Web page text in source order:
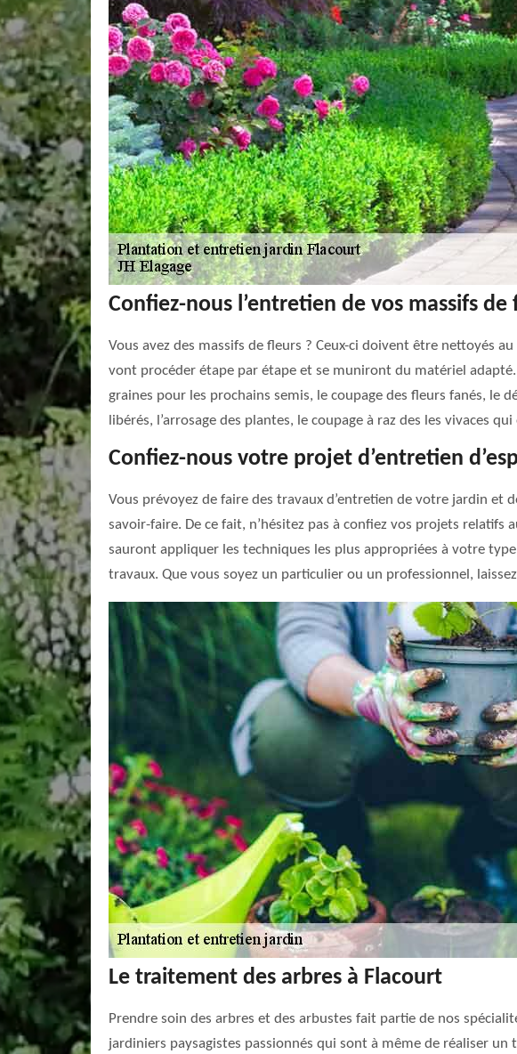
Confiez-nous l’entretien de vos massifs de
Vous avez des massifs de fleurs ? Ceux-ci doivent être nettoyés
vont procéder étape par étape et se muniront du matériel
graines pour les prochains semis, le coupage des fleurs fanés, le
libérés, l’arrosage des plantes, le coupage à raz des les vivaces
Confiez-nous votre projet d’entretien
Vous prévoyez de faire des travaux d’entretien de votre jardin et
savoir-faire. De ce fait, n’hésitez pas à confiez vos projets relatifs
sauront appliquer les techniques les plus appropriées à votre
travaux. Que vous soyez un particulier ou un professionnel,
Le traitement des arbres à Flacourt
Prendre soin des arbres et des arbustes fait partie de nos
jardiniers paysagistes passionnés qui sont à même de réaliser